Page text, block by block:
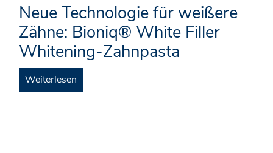
Neue Technologie für weißere
Zähne: Bioniq® White Filler
Whitening-Zahnpasta
Weiterlesen